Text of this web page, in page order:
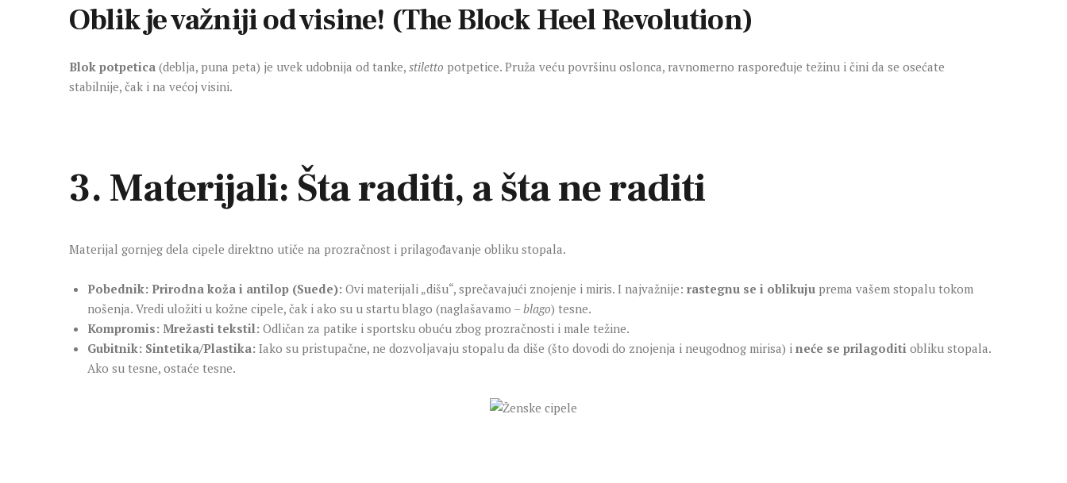
Oblik je važniji od visine! (The Block Heel Revolution)
Blok potpetica (deblja, puna peta) je uvek udobnija od tanke, stiletto potpetice. Pruža veću površinu oslonca, ravnomerno raspoređuje težinu i čini da se osećate
stabilnije, čak i na većoj visini.
3. Materijali: Šta raditi, a šta ne raditi
Materijal gornjeg dela cipele direktno utiče na prozračnost i prilagođavanje obliku stopala.
Pobednik: Prirodna koža i antilop (Suede):Ovi materijali „dišu“, sprečavajući znojenje i miris. I najvažnije: rastegnu se i oblikujuprema vašem stopalu tokom
nošenja. Vredi uložiti u kožne cipele, čak i ako su u startu blago (naglašavamo –blago) tesne.
Kompromis: Mrežasti tekstil:Odličan za patike i sportsku obuću zbog prozračnosti i male težine.
Gubitnik: Sintetika/Plastika:Iako su pristupačne, ne dozvoljavaju stopalu da diše (što dovodi do znojenja i neugodnog mirisa) i neće se prilagoditi obliku stopala.
Ako su tesne, ostaće tesne.